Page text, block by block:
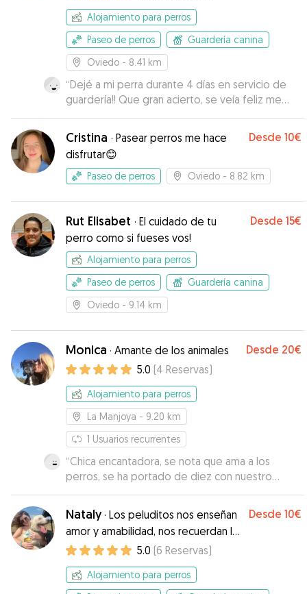
Alojamiento para perros
Paseo de perros
Guardería canina
Oviedo - 8.41 km
“Dejé a mi perra durante 4 días en servicio de
guardería!! Que gran acierto, se veía feliz me
mandaban fotos a cada rato para que yo
estuviera tranquila y viese como estaba mi
princesa.
Cristina · Pasear perros me hace
disfrutar😊
Desde 10€
Paseo de perros Oviedo - 8.82 km
Rut Elisabet · El cuidado de tu
perro como si fueses vos!
Desde 15€
Alojamiento para perros
Paseo de perros
Guardería canina
Oviedo - 9.14 km
Monica · Amante de los animales Desde 20€
5.0 (4 Reservas)
Alojamiento para perros
La Manjoya - 9.20 km
1 Usuarios recurrentes
“Chica encantadora, se nota que ama a los
perros, se ha portado de diez con nuestro
cachorro, y no tengo más que buenas palabras.”
Nataly· Los peluditos nos enseñan
amor y amabilidad, nos recuerdan lo
importante🐾🤍
Desde 10€
5.0 (6 Reservas)
Alojamiento para perros